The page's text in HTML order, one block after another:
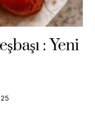
: Yeni